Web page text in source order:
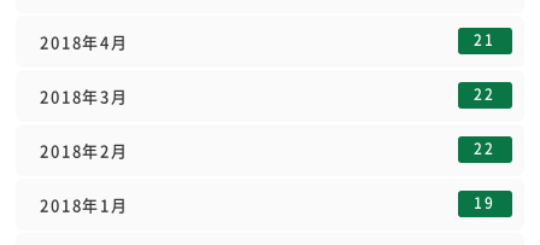
2018年4月 21
2018年3月 22
2018年2月 22
2018年1月 19